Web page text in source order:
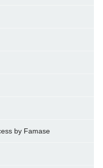
by Famase